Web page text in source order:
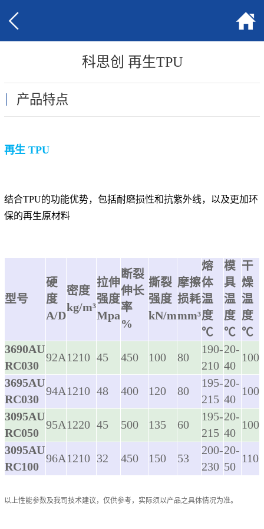
科思创 再生TPU
产品特点
再生 TPU
结合TPU的功能优势，包括耐磨损性和抗紫外线，以及更加环
保的再生原材料
型号
硬
度
A/D
密度
kg/m³
拉伸
强度
Mpa
断裂
伸长
率
%
撕裂
强度
kN/m
摩擦
损耗
mm³
熔
体
温
度
℃
模
具
温
度
℃
干
燥
温
度
℃
3690AU
RC030
92A1210 45 450 100 80
190-
210
20-
40
100
3695AU
RC030
94A1210 48 400 120 80
195-
215
20-
40
100
3095AU
RC050
95A1220 45 500 135 60
195-
215
20-
40
100
3095AU
RC100
96A1210 32 450 150 53
200-
230
20-
50
110
以上性能参数及我司技术建议，仅供参考，实际须以产品之具体情况为准。